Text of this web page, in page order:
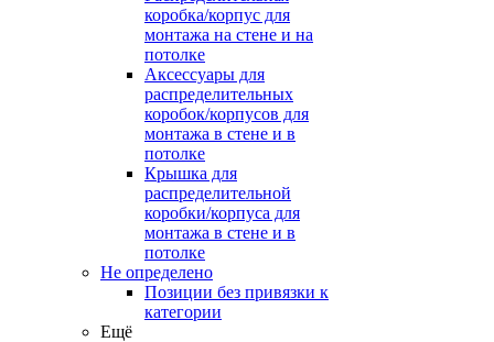
коробка/корпус для
монтажа на стене и на
потолке
Аксессуары для
распределительных
коробок/корпусов для
монтажа в стене и в
потолке
Крышка для
распределительной
коробки/корпуса для
монтажа в стене и в
потолке
Не определено
Позиции без привязки к
категории
Ещё